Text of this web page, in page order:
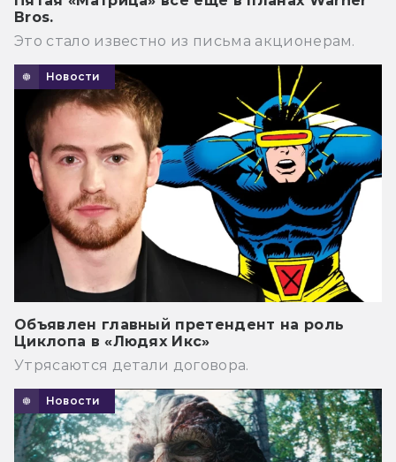
Bros.
Это стало известно из письма акционерам.
Новости
Объявлен главный претендент на роль
Циклопа в «Людях Икс»
Утрясаются детали договора.
Новости